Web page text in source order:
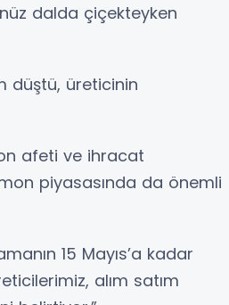
dalda çiçekteyken
düştü, üreticinin
afeti ve ihracat
piyasasında da önemli
15 Mayıs’a kadar
alım satım